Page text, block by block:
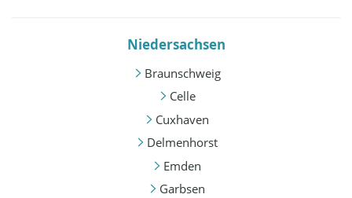
Niedersachsen
Braunschweig
Celle
Cuxhaven
Delmenhorst
Emden
Garbsen